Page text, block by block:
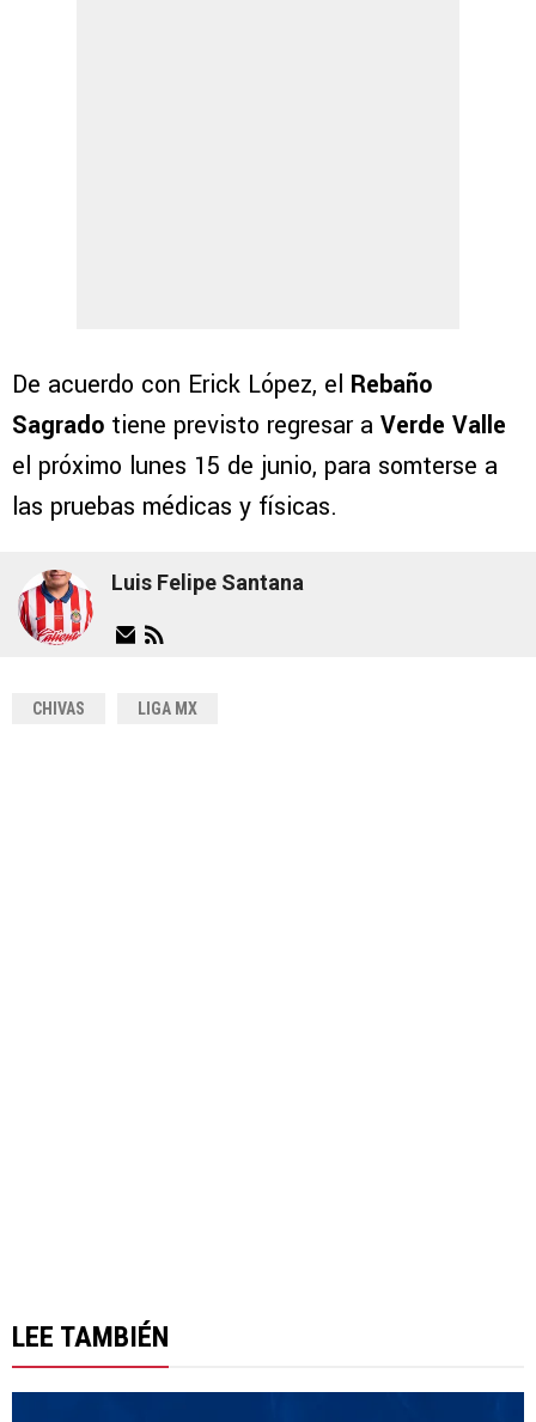
De acuerdo con Erick López, el Rebaño
Sagrado tiene previsto regresar a Verde Valle
el próximo lunes 15 de junio, para somterse a
las pruebas médicas y físicas.
Luis Felipe Santana
CHIVAS LIGA MX
LEE TAMBIÉN